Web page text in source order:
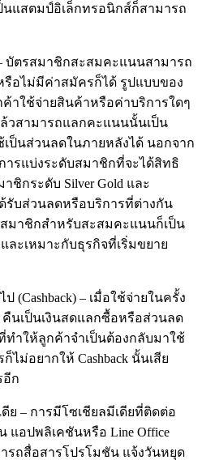
แสตมป์อิเล็กทรอนิกส์ก็สามารถ
บัตรสมาชิกสะสมคะแนนสามารถ
อไม่มีค่าสมัครก็ได้ รูปแบบของ
าใช้จ่ายสินค้าหรือค่าบริการใดๆ
วสามารถแลกคะแนนนั้นเป็น
ป็นส่วนลดในภายหลังได้ นอกจาก
ารแบ่งระดับสมาชิกที่จะได้สิทธิ
ชิกระดับ Silver Gold และ
ด้รับส่วนลดหรือบริการที่ต่างกัน
มาชิกสำหรับสะสมคะแนนก็เป็น
ละเหมาะกับธุรกิจที่เริ่มขยาย
(Cashback) – เมื่อใช้จ่ายในครั้ง
คืนเป็นเงินสดแลกซื้อหรือส่วนลด
ำให้ลูกค้าจำเป็นต้องกลับมาใช้
ไม่อยากให้ Cashback นั้นเสีย
อีก
ย – การมีโซเชียลมีเดียที่ติดต่อ
แอปพลิเคชันหรือ Line Office
รถสื่อสารโปรโมชัน แจ้งวันหยุด